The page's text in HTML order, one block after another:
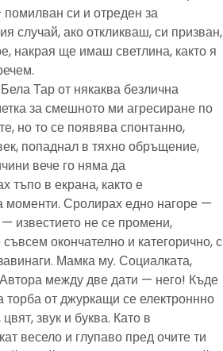
си и отреден за
случай, ако откликваш, си призван,
накрая ще имаш светлина, както я
Тар от някаква безлична
за смешното ми агресиране по
но то се появява спонтанно,
попаднал в тяхно обръщение,
вече го няма да
тъпо в екрана, както е
моменти. Сролирах едно нагоре —
известието не се промени,
окончателно и категорично, с
Мамка му. Социалката,
между две дати — него! Къде
торба от джуркащи се електроннно
звук и буква. Като в
весело и глупаво пред очите ти